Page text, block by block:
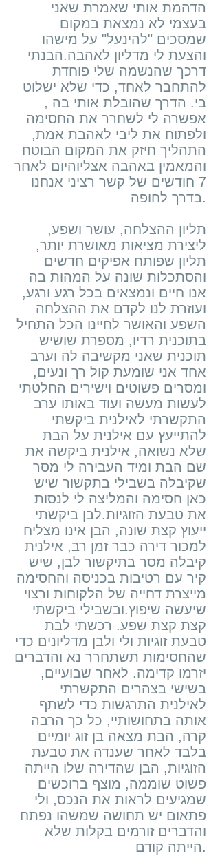
הדהמת אותי שאמרת שאני
בעצמי לא נמצאת במקום
שמסכים "להינעל" על מישהו
והצעת לי מדליון לאהבה.הבנתי
דרכך שהנשמה שלי פוחדת
להתחבר לאחד, כדי שלא ישלוט
בי. הדרך שהובלת אותי בה ,
אפשרה לי לשחרר את החסימה
ולפתוח את ליבי לאהבת אמת,
התהליך חיזק את המקום הבוטח
והמאמין באהבה אצליוהיום לאחר
7 חודשים של קשר רציני אנחנו
בדרך לחופה.
תליון ההצלחה, עושר ושפע,
ליצירת מציאות מאושרת יותר,
תליון שפותח אפיקים חדשים
והסתכלות שונה על המהות בה
אנו חיים ונמצאים בכל רגע ורגע,
ועוזרת לנו לקדם את ההצלחה
השפע והאושר לחיינו הכל התחיל
בתוכנית רדיו, מספרת שושיש
תוכנית שאני מקשיבה לה וערב
אחד אני שומעת קול רך ונעים,
ומסרים פשוטים וישירים החלטתי
לעשות מעשה ועוד באותו ערב
התקשרתי לאילנית ביקשתי
להתייעץ עם אילנית על הבת
שלא נשואה, אילנית ביקשה את
שם הבת ומיד העבירה לי מסר
שקיבלה בשבילי בתקשור שיש
כאן חסימה והמליצה לי לנסות
את טבעת הזוגיות.לבן ביקשתי
ייעוץ קצת שונה, הבן אינו מצליח
למכור דירה כבר זמן רב, אילנית
קיבלה מסר בתיקשור לבן, שיש
קיר עם רטיבות בכניסה והחסימה
מייצרת דחייה של הלקוחות ורצוי
שיעשה שיפוץ.ובשבילי ביקשתי
קצת קצת שפע. רכשתי לבת
טבעת זוגיות ולי ולבן מדליונים כדי
שהחסימות תשתחרר נא והדברים
יזרמו קדימה. לאחר שבועיים,
בשישי בצהרים התקשרתי
לאילנית התרגשות כדי לשתף
אותה בתחושותיי, כל כך הרבה
קרה, הבת מצאה בן זוג יומיים
בלבד לאחר שענדה את טבעת
הזוגיות, הבן שהדירה שלו הייתה
פשוט שוממה, מוצף ברוכשים
שמגיעים לראות את הנכס, ולי
פתאום יש תחושה שמשהו נפתח
והדברים זורמים בקלות שלא
הייתה קודם.